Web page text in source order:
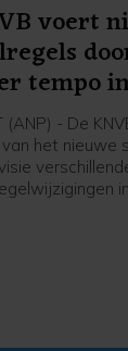
voert
tempo
(ANP) - De
het nieuwe